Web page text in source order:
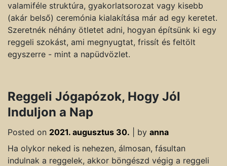
valamiféle struktúra, gyakorlatsorozat vagy kisebb
(akár belső) ceremónia kialakítása már ad egy keretet.
Szeretnék néhány ötletet adni, hogyan építsünk ki egy
reggeli szokást, ami megnyugtat, frissít és feltölt
egyszerre - mint a napüdvözlet.
Reggeli Jógapózok, Hogy Jól
Induljon a Nap
Posted on 2021. augusztus 30. by anna
Ha olykor neked is nehezen, álmosan, fásultan
indulnak a reggelek, akkor böngészd végig a reggeli